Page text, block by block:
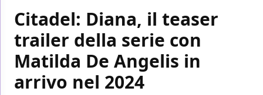
Citadel: Diana, il teaser
trailer della serie con
Matilda De Angelis in
arrivo nel 2024